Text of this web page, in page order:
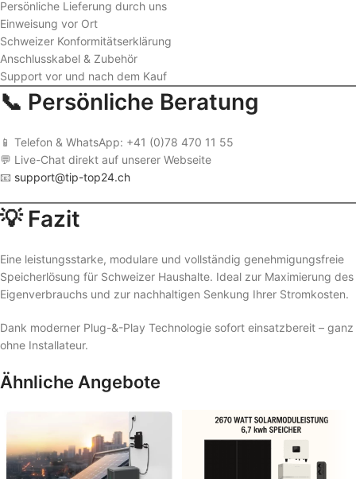
Persönliche Lieferung durch uns
Einweisung vor Ort
Schweizer Konformitätserklärung
Anschlusskabel & Zubehör
Support vor und nach dem Kauf
📞 Persönliche Beratung
📱 Telefon & WhatsApp: +41 (0)78 470 11 55
💬 Live-Chat direkt auf unserer Webseite
📧 support@tip-top24.ch
💡 Fazit
Eine leistungsstarke, modulare und vollständig genehmigungsfreie
Speicherlösung für Schweizer Haushalte. Ideal zur Maximierung des
Eigenverbrauchs und zur nachhaltigen Senkung Ihrer Stromkosten.
Dank moderner Plug-&-Play Technologie sofort einsatzbereit – ganz
ohne Installateur.
Ähnliche Angebote